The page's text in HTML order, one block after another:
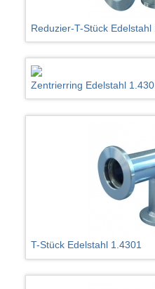
Reduzier-T-Stück
Zentrierring Edelstahl
T-Stück Edelstahl 1.4301